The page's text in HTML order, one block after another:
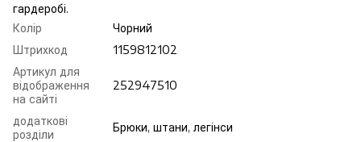
гардеробі.
Колір
Чорний
Штрихкод
1159812102
Артикул для
відображення
на сайті
252947510
додаткові
розділи
Брюки, штани, легінси